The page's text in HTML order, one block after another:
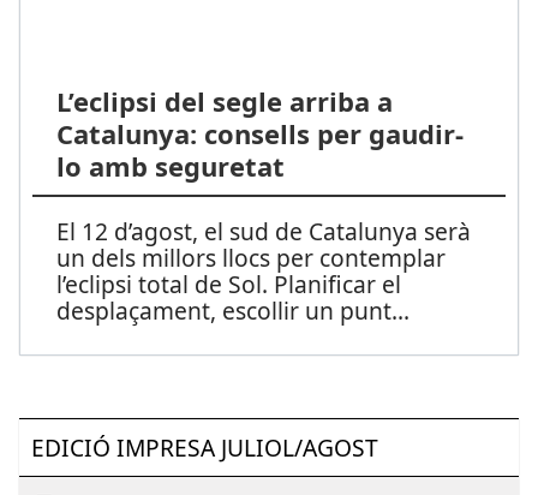
L’eclipsi del segle arriba a
Catalunya: consells per gaudir-
lo amb seguretat
El 12 d’agost, el sud de Catalunya serà
un dels millors llocs per contemplar
l’eclipsi total de Sol. Planificar el
desplaçament, escollir un punt...
EDICIÓ IMPRESA JULIOL/AGOST